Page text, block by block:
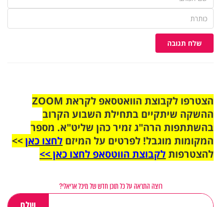
שלח תגובה
הצטרפו לקבוצת הוואטסאפ לקראת ZOOM
ההשקה שיתקיים בתחילת השבוע הקרוב
בהשתתפות הרה"ג זמיר כהן שליט"א. מספר
המקומות מוגבל! לפרטים על המיזם לחצו כאן>>
להצטרפותלקבוצת הווטסאפ לחצו כאן >>
רוצה התראה על כל תוכן חדש של מיכל אריאלי?